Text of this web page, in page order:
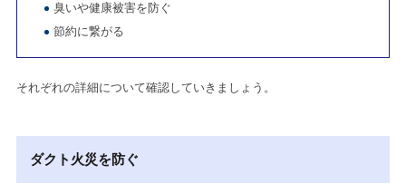
臭いや健康被害を防ぐ
節約に繋がる
それぞれの詳細について確認していきましょう。
ダクト火災を防ぐ